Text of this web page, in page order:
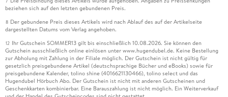
beziehen sich auf den letzten gebundenen Preis.
8 Der gebundene Preis dieses Artikels wird nach Ablauf des auf der Artikelseite
dargestellten Datums vom Verlag angehoben.
12 Ihr Gutschein SOMMER13 gilt bis einschließlich 10.08.2026. Sie können den
Gutschein ausschließlich online einlösen unter www.hugendubel.de. Keine Bestellung
zur Abholung mit Zahlung in der Filiale möglich. Der Gutschein ist nicht gültig für
gesetzlich preisgebundene Artikel (deutschsprachige Bücher und eBooks) sowie für
preisgebundene Kalender, tolino shine (4016621130466), tolino select und das
Hugendubel Hörbuch Abo. Der Gutschein ist nicht mit anderen Gutscheinen und
Geschenkkarten kombinierbar. Eine Barauszahlung ist nicht möglich. Ein Weiterverkauf